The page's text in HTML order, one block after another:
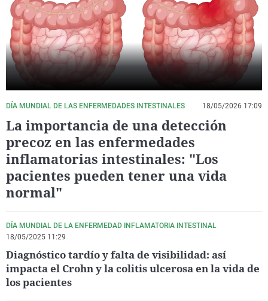
La rosa de los vientos
Gente viajera
Como el perro y el
Caso
Retornados
Equipo de
Operación Viuda
Extremadura
Galicia
La Rioja
Navarra
País Vasco
Virales
Televisión
Elecciones
DÍA MUNDIAL DE LAS ENFERMEDADES INTESTINALES 18/05/2026 17:09
La importancia de una detección
precoz en las enfermedades
inflamatorias intestinales: "Los
pacientes pueden tener una vida
normal"
DÍA MUNDIAL DE LA ENFERMEDAD INFLAMATORIA INTESTINAL
18/05/2025 11:29
Diagnóstico tardío y falta de visibilidad: así
impacta el Crohn y la colitis ulcerosa en la vida de
los pacientes